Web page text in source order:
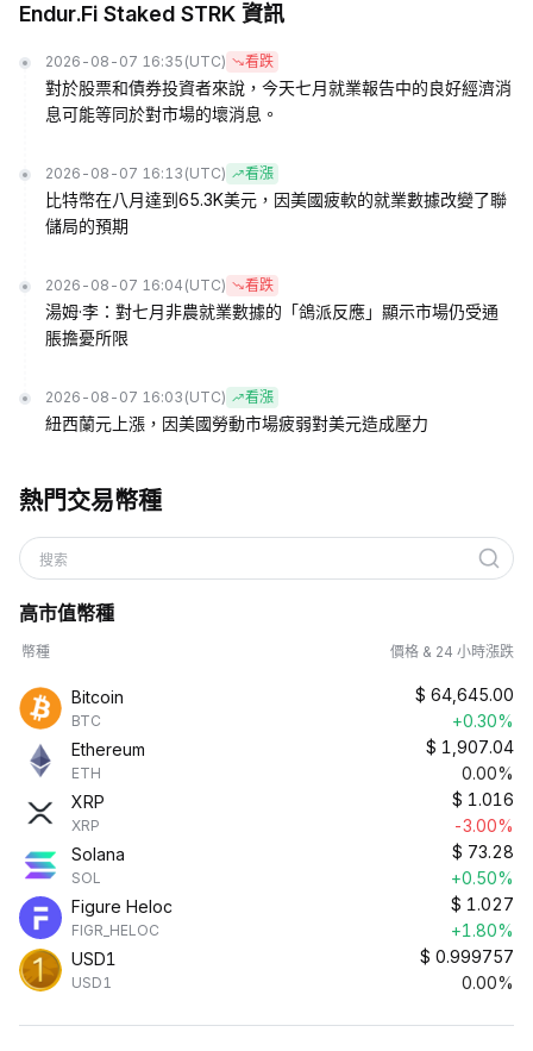
Endur.Fi Staked STRK 資訊
2026-08-07 16:35 (UTC) 看跌
對於股票和債券投資者來說，今天七月就業報告中的良好經濟消
息可能等同於對市場的壞消息。
2026-08-07 16:13 (UTC) 看漲
比特幣在八月達到65.3K美元，因美國疲軟的就業數據改變了聯
儲局的預期
2026-08-07 16:04 (UTC) 看跌
湯姆·李：對七月非農就業數據的「鴿派反應」顯示市場仍受通
脹擔憂所限
2026-08-07 16:03 (UTC) 看漲
紐西蘭元上漲，因美國勞動市場疲弱對美元造成壓力
熱門交易幣種
搜索
高市值幣種
幣種 價格 & 24 小時漲跌
Bitcoin
BTC
$ 64,645.00
+0.30%
Ethereum
ETH
$ 1,907.04
0.00%
XRP
XRP
$ 1.016
-3.00%
Solana
SOL
$ 73.28
+0.50%
Figure Heloc
FIGR_HELOC
$ 1.027
+1.80%
USD1
USD1
$ 0.999757
0.00%